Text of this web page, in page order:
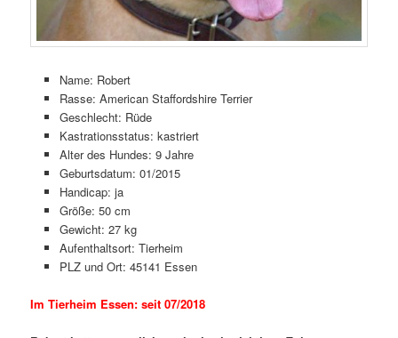
Name: Robert
Rasse: American Staffordshire Terrier
Geschlecht: Rüde
Kastrationsstatus: kastriert
Alter des Hundes: 9 Jahre
Geburtsdatum: 01/2015
Handicap: ja
Größe: 50 cm
Gewicht: 27 kg
Aufenthaltsort: Tierheim
PLZ und Ort: 45141 Essen
Im Tierheim Essen: seit 07/2018